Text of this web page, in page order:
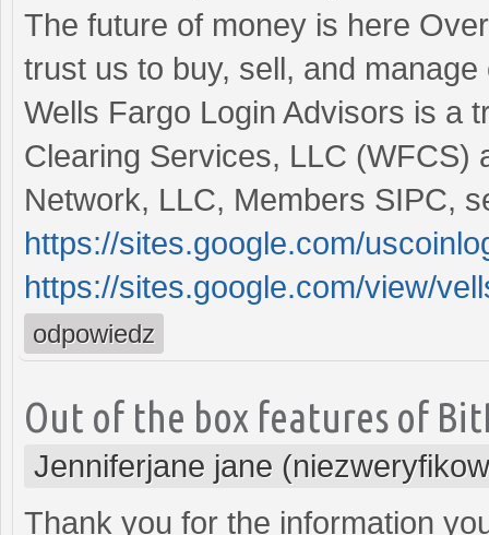
The future of money is here
trust us to buy, sell, and manage
Wells Fargo Login Advisors is a
Clearing Services, LLC (WFCS)
Network, LLC, Members SIPC,
https://sites.google.com/
https://sites.google.com/view/
odpowiedz
Out of the box features of
Jenniferjane jane
Thank you for the information